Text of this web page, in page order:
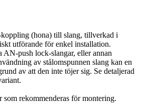
(hona) till slang, tillverkad i
utförande för enkel installation.
AN-push lock-slangar, eller annan
av stålomspunnen slang kan en
av att den inte töjer sig. Se detaljerad
rekommenderas för montering.